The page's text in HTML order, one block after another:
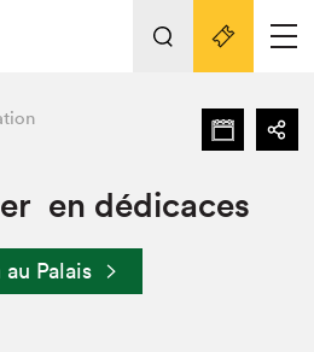
au Salon
Nos activités
en dédicaces
Palais